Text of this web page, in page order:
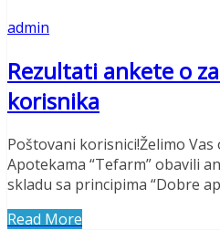
admin
Rezultati ankete o
korisnika
Poštovani korisnici!Želimo
Apotekama “Tefarm” obavili
skladu sa principima “Dobre
Read More